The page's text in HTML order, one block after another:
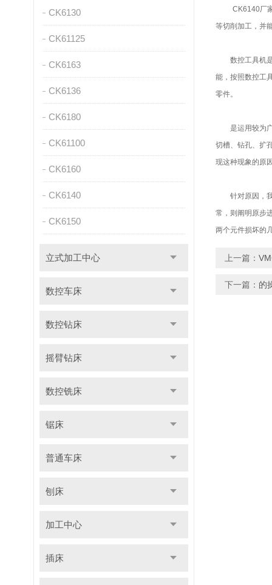
CK6130
CK61125
CK6163
CK6136
CK6180
CK61100
CK6160
CK6140
CK6150
立式加工中心
数控车床
数控钻床
摇臂钻床
数控铣床
锯床
普通车床
刨床
加工中心
插床
CK6140厂家
等切削加工，并
数控工具机是
能，按照数控工
零件。
是运用较为广
切槽、钻孔、扩
现这种现象的原
针对原因，我
常，则阐明原步
两个元件损坏的
上一篇：
下一篇： 的